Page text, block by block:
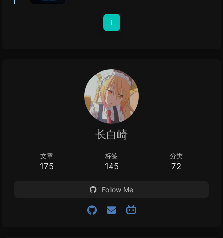
1
长白崎
文章
175
标签
145
分类
72
Follow Me